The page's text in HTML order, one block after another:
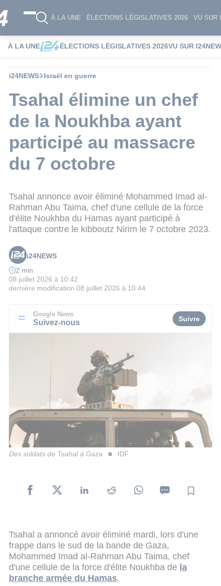
À LA UNE ÉLECTIONS LÉGISLATIVES 2026 VU SUR
À LA UNE ÉLECTIONS LÉGISLATIVES 2026VU SUR
i24NEWS Israël en guerre
Tsahal élimine un chef
de la Noukhba ayant
participé au massacre
du 7 octobre
Tsahal annonce avoir éliminé Mohammed Imad al-
Rahman Abu Taima, chef d'une cellule de la force
d'élite Noukhba du Hamas ayant participé à
l'attaque contre le kibboutz Nirim le 7 octobre 2023.
i24NEWS
2 min
08 juillet 2026 à 10:42
dernière modification 08 juillet 2026 à 10:44
Google News
Suivez-nous Suivre
Des soldats de Tsahal à Gaza IDF
Tsahal a annoncé avoir éliminé mardi, lors d'une
frappe dans le sud de la bande de Gaza,
Mohammed Imad al-Rahman Abu Taima, chef
d'une cellule de la force d'élite Noukhba de la
branche armée du Hamas.